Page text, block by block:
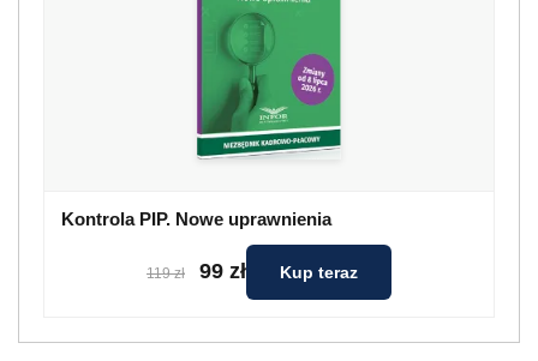
Kontrola PIP. Nowe uprawnienia
119 zł 99 zł Kup teraz